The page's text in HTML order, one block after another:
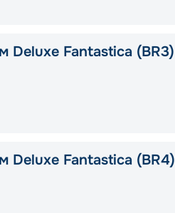
Deluxe Fantastica (BR3)
Deluxe Fantastica (BR4)